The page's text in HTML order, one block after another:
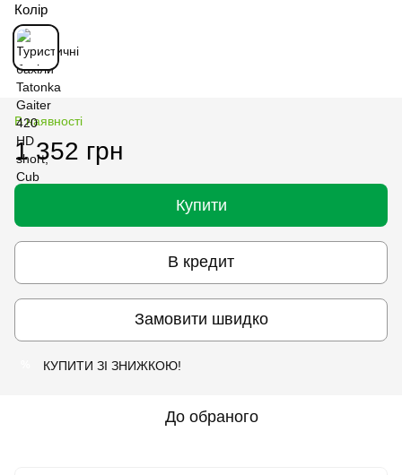
Колір
В наявності
1 352 грн
Купити
В кредит
Замовити швидко
КУПИТИ ЗІ ЗНИЖКОЮ!
До обраного